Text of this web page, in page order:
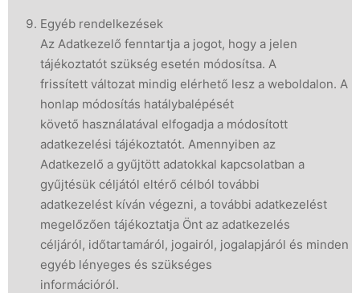
Egyéb rendelkezések
Az Adatkezelő fenntartja a jogot, hogy a jelen
tájékoztatót szükség esetén módosítsa. A
frissített változat mindig elérhető lesz a weboldalon. A
honlap módosítás hatálybalépését
követő használatával elfogadja a módosított
adatkezelési tájékoztatót. Amennyiben az
Adatkezelő a gyűjtött adatokkal kapcsolatban a
gyűjtésük céljától eltérő célból további
adatkezelést kíván végezni, a további adatkezelést
megelőzően tájékoztatja Önt az adatkezelés
céljáról, időtartamáról, jogairól, jogalapjáról és minden
egyéb lényeges és szükséges
információról.